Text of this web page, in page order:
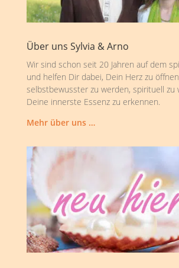
Über uns Sylvia & Arno
Wir sind schon seit 20 Jahren auf dem
und helfen Dir dabei, Dein Herz zu
selbstbewusster zu werden, spirituell zu
Deine innerste Essenz zu erkennen.
Mehr über uns …